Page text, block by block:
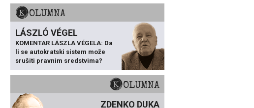
KOLUMNA
LÁSZLÓ VÉGEL
KOMENTAR LÁSZLA VÉGELA: Da
li se autokratski sistem može
srušiti pravnim sredstvima?
KOLUMNA
ZDENKO DUKA